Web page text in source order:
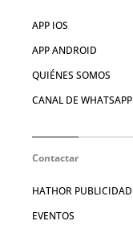
APP IOS
APP ANDROID
QUIÉNES SOMOS
CANAL DE WHATSAPP
Contactar
HATHOR PUBLICIDAD
EVENTOS